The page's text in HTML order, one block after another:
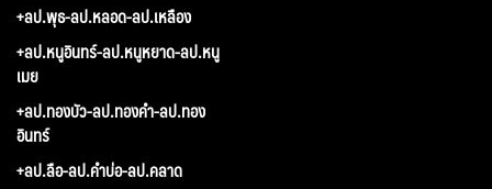
+ลป.พุธ-ลป.หลอด-ลป.เหลือง
+ลป.หนูอินทร์-ลป.หนูหยาด-ลป.หนู
เมย
+ลป.ทองบัว-ลป.ทองคำ-ลป.ทอง
อินทร์
+ลป.ลือ-ลป.คำบ่อ-ลป.คลาด